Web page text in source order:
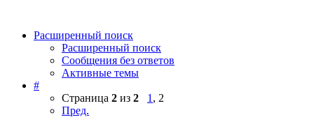
Расширенный поиск
Расширенный поиск
Сообщения без ответов
Активные темы
#
Страница 2 из 2 1 , 2
Пред.